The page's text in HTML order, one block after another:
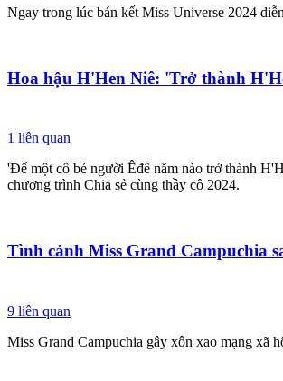
Ngay trong lúc bán kết Miss Universe 2024
Hoa hậu H'Hen Niê: 'Trở thành
1 liên quan
'Để một cô bé người Êđê năm nào trở thành
chương trình Chia sẻ cùng thầy cô 2024.
Tình cảnh Miss Grand Campuchia
9 liên quan
Miss Grand Campuchia gây xôn xao mạng xã